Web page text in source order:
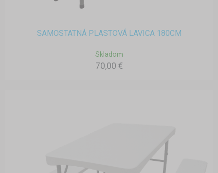
SAMOSTATNÁ PLASTOVÁ LAVICA 180CM
Skladom
70,00 €